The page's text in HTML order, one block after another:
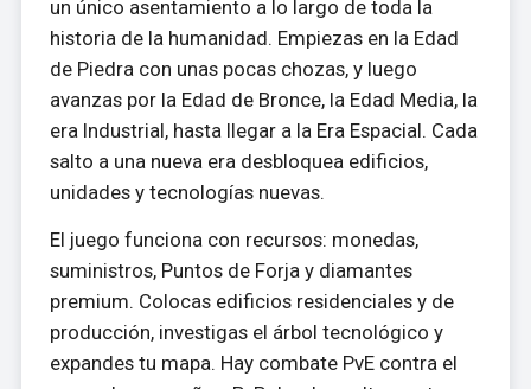
un único asentamiento a lo largo de toda la
historia de la humanidad. Empiezas en la Edad
de Piedra con unas pocas chozas, y luego
avanzas por la Edad de Bronce, la Edad Media, la
era Industrial, hasta llegar a la Era Espacial. Cada
salto a una nueva era desbloquea edificios,
unidades y tecnologías nuevas.
El juego funciona con recursos: monedas,
suministros, Puntos de Forja y diamantes
premium. Colocas edificios residenciales y de
producción, investigas el árbol tecnológico y
expandes tu mapa. Hay combate PvE contra el